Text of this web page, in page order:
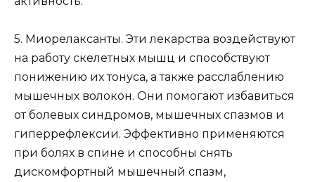
5. Миорелаксанты. Эти лекарства воздействуют
на работу скелетных мышц и способствуют
понижению их тонуса, а также расслаблению
мышечных волокон. Они помогают избавиться
от болевых синдромов, мышечных спазмов и
гиперрефлексии. Эффективно применяются
при болях в спине и способны снять
дискомфортный мышечный спазм,